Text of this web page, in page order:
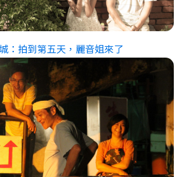
：拍到第五天，麗音姐來了